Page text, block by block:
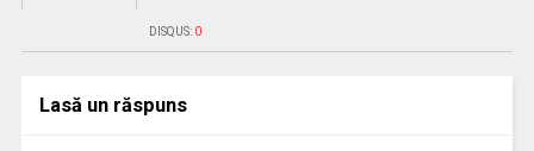
DISQUS: 0
Lasă un răspuns